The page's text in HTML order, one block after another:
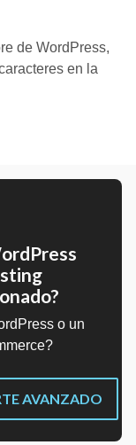
de WordPress,
en la
o un
AVANZADO